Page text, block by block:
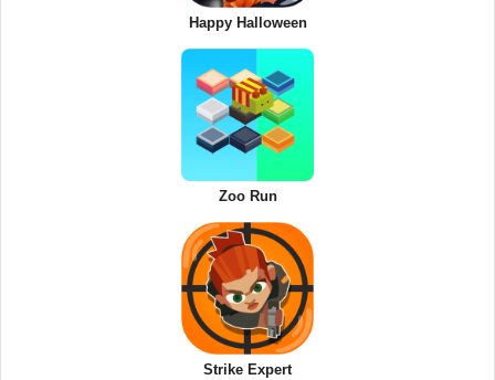
Happy Halloween
Zoo Run
Strike Expert